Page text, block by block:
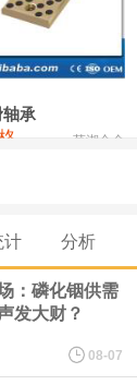
0
轴承
芜湖合金
在网上路演时表示，
了包括一体化关节集
激光雷达全自研核
计 分析
：磷化铟供需
发大财？
08-07